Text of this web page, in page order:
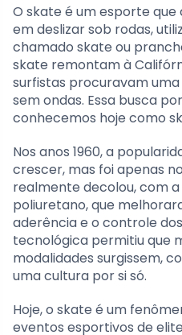
O skate é um esporte
em deslizar sob rodas,
chamado skate ou
skate remontam à
surfistas procuravam
sem ondas. Essa busca
conhecemos hoje como
Nos anos 1960, a
crescer, mas foi apenas
realmente decolou, com
poliuretano, que
aderência e o controle
tecnológica permitiu que
modalidades surgissem,
uma cultura por si só.
Hoje, o skate é um
eventos esportivos de